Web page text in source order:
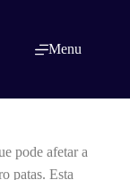
Menu
cães
pode afetar a
patas. Esta